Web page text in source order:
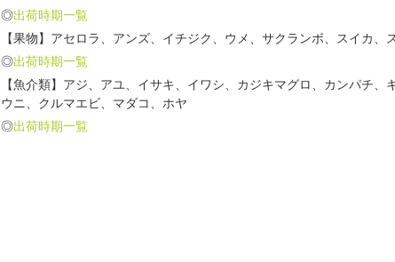
◎出荷時期一覧
【果物】アセロラ、アンズ、イチジク、ウメ、サクランボ、スイカ、
◎出荷時期一覧
【魚介類】アジ、アユ、イサキ、イワシ、カジキマグロ、カンパチ
ウニ、クルマエビ、マダコ、ホヤ
◎出荷時期一覧